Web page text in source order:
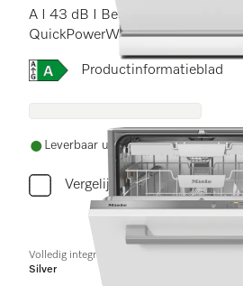
A I 43 dB I Besteklade en -korf I
QuickPowerWash I AutoOpen
Online Label Flag,
Productinformatieblad
Leverbaar uit voorraad met gratis
Vergelijken
Volledig integreerbare vaatwassers
Silver